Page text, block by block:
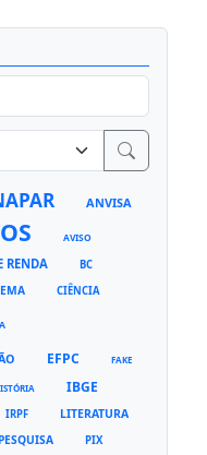
ANVISA
AVISO
RENDA BC
CIÊNCIA
EFPC FAKE
IBGE
IRPF LITERATURA
PESQUISA PIX